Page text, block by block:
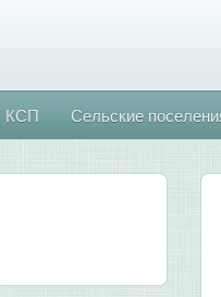
КСП Сельские